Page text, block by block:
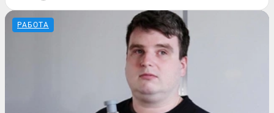
РАБОТА